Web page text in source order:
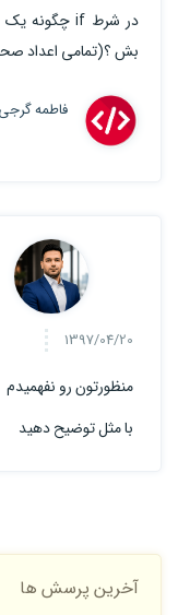
بش ؟(تمامی اعداد
فاطمه گرجی
1397/04/20
منظورتون رو نفهمیدم
با مثل توضیح دهید
آخرین پرسش ها